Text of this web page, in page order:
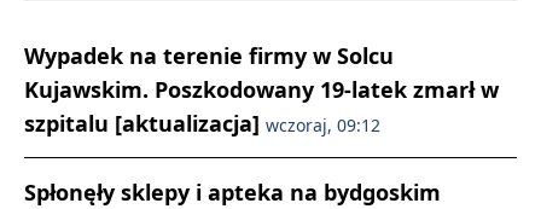
Wypadek na terenie firmy w Solcu
Kujawskim. Poszkodowany 19-latek zmarł w
szpitalu [aktualizacja] wczoraj, 09:12
Spłonęły sklepy i apteka na bydgoskim